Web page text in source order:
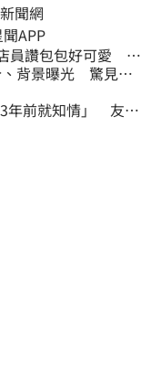
聞網
樂星聞APP
員讚包包好可愛 笑
、背景曝光 驚見
年前就知情」 友人